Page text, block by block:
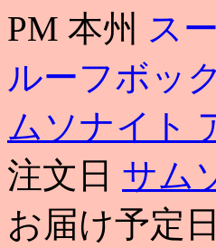
PM 本州 ス
ルーフボッ
ムソナイト
注文日 サム
お届け予定